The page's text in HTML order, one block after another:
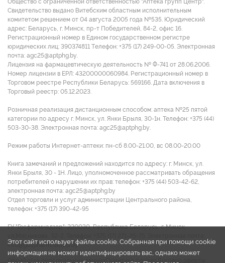
Свидетельство выдано Витебским областным исполнительным
комитетом решением от 04 августа 2005 года №535. Юридический
адрес: Беларусь, г. Минск, пр-т Победителей, 84-2, офис 16.
Регистрационный номер в Едином государственном регистре
юридических лиц: 390374811 Tелефон: +375 (17) 249-00-05. Электронная
почта: agc25@aptphg.by.
Лицензия на фармацевтическую деятельность № Ф-741 от 28.06.2006.
Номер лицензии в ЕРЛ: 43200000060984. Регистрационный номер в
Торговом реестре Республики Беларусь: 569166. Дата включения в
Торговый реестр: 05.12.2023.
Розничная реализация дистанционным способом: аптека №25 пятой
категории по адресу г. Минск, ул. Янки Брыля, 30-1н. Телефон: +375 (44)
503-30-38. Электронная почта: agc25@aptphg.by.
Режим работы Интернет-аптеки: пн-сб 8.00-21.00, вс 08.00-20.00
Книга замечаний и предложений находится по адресу: г. Минск, ул.
Янки Брыля, 30 - 1Н. Лицо, уполномоченное рассматривать обращения
потребителей о нарушении их прав: телефон: +375 (44) 503-42-62,
электронная почта: agc25@aptphg.by
Отдел торговли и услуг администрации Центрального района,
телефон: +375 (17) 390-42-95
ГУ "Госфармнадзор": 220030, Республика Беларусь, г. Минск,
info@gospharmnadzor.by
Обработка персональных данных Политика cookies
Этот сайт использует файлы cookie. Собранная при помощи cookie
информация не может идентифицировать вас, однако может